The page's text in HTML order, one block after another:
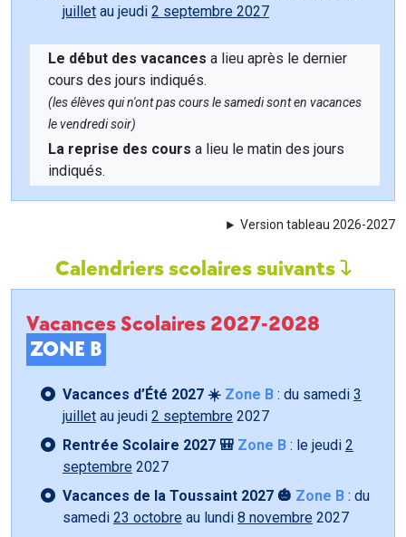
juillet au jeudi 2 septembre 2027
Le début des vacances a lieu après le dernier
cours des jours indiqués.
(les élèves qui n'ont pas cours le samedi sont en vacances
le vendredi soir)
La reprise des cours a lieu le matin des jours
indiqués.
Version tableau 2026-2027
Calendriers scolaires suivants
Vacances Scolaires 2027-2028
ZONE B
Vacances d’Été 2027 ☀️ Zone B : du samedi 3
juillet au jeudi 2 septembre 2027
Rentrée Scolaire 2027 🎒 Zone B : le jeudi 2
septembre 2027
Vacances de la Toussaint 2027 🎃 Zone B : du
samedi 23 octobre au lundi 8 novembre 2027